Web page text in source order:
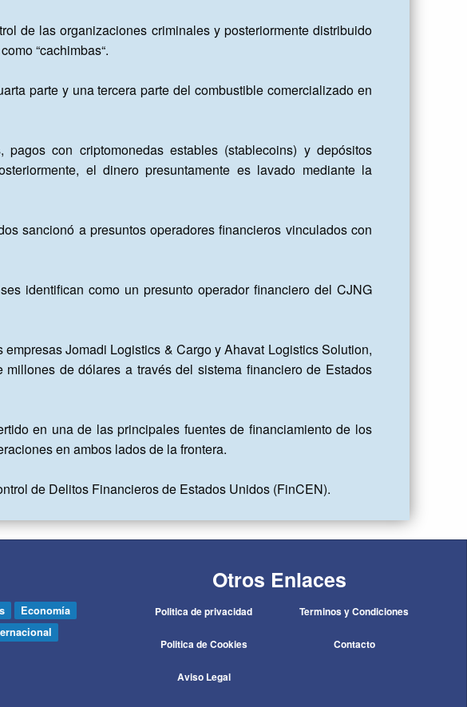
de las organizaciones criminales y posteriormente distribuido
“cachimbas“.
parte y una tercera parte del combustible comercializado en
con criptomonedas estables (stablecoins) y depósitos
el dinero presuntamente es lavado mediante la
sancionó a presuntos operadores financieros vinculados con
identifican como un presunto operador financiero del CJNG
Jomadi Logistics & Cargo y Ahavat Logistics Solution,
de dólares a través del sistema financiero de Estados
en una de las principales fuentes de financiamiento de los
en ambos lados de la frontera.
de Delitos Financieros de Estados Unidos (FinCEN).
Economía
Otros Enlaces
Politica de privacidad
Politica de Cookies
Aviso Legal
Terminos y Condiciones
Contacto